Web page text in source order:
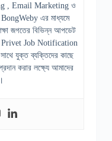
, Email Marketing ও
এর মাধ্যমে
জগতের বিভিন্ন আপডেট
Privet Job Notification
যুক্ত ব্যক্তিদের কাছে
করার লক্ষ্যে আমাদের